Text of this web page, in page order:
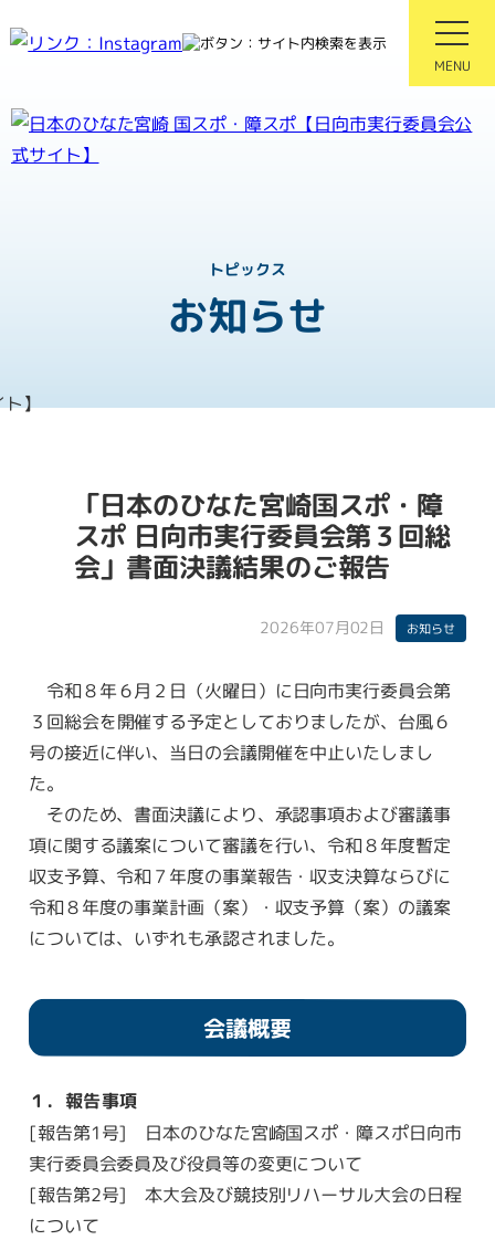
紡ぐ感動 親和となれ
第81回国民スポーツ大会
第26回全国障害者スポーツ大
MENU
お知らせ
トピックス
「日本のひなた宮崎国スポ・障
スポ 日向市実行委員会第３回総
会」書面決議結果のご報告
2026年07月02日 お知らせ
令和８年６月２日（火曜日）に日向市実行委員会第
３回総会を開催する予定としておりましたが、台風６
号の接近に伴い、当日の会議開催を中止いたしまし
た。
そのため、書面決議により、承認事項および審議事
項に関する議案について審議を行い、令和８年度暫定
収支予算、令和７年度の事業報告・収支決算ならびに
令和８年度の事業計画（案）・収支予算（案）の議案
については、いずれも承認されました。
会議概要
１．報告事項
[報告第1号] 日本のひなた宮崎国スポ・障スポ日向市
実行委員会委員及び役員等の変更について
[報告第2号] 本大会及び競技別リハーサル大会の日程
について